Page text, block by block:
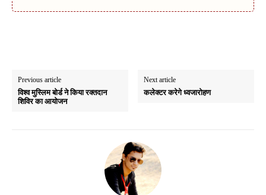
Previous article
विश्व मुस्लिम बोर्ड ने किया रक्तदान
शिविर का आयोजन
Next article
कलेक्टर करेगे ध्वजारोहण